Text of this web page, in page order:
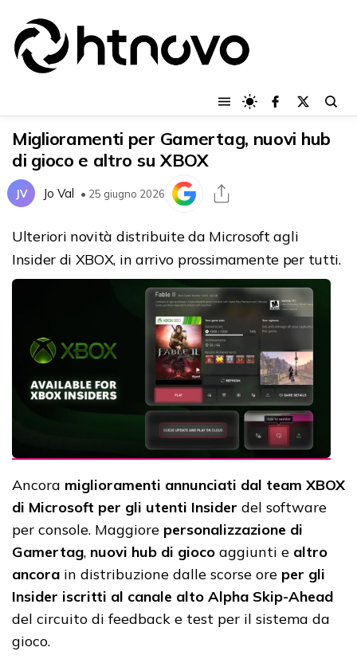
Miglioramenti per Gamertag, nuovi hub
di gioco e altro su XBOX
JV Jo Val • 25 giugno 2026
Ulteriori novità distribuite da Microsoft agli
Insider di XBOX, in arrivo prossimamente per tutti.
Ancora miglioramenti annunciati dal team XBOX
di Microsoft per gli utenti Insider del software
per console. Maggiore personalizzazione di
Gamertag, nuovi hub di gioco aggiunti e altro
ancora in distribuzione dalle scorse ore per gli
Insider iscritti al canale alto Alpha Skip-Ahead
del circuito di feedback e test per il sistema da
gioco.